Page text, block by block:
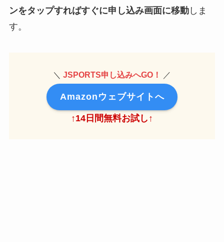
ンをタップすればすぐに申し込み画面に移動しま
す。
＼ JSPORTS申し込みへGO！ ／
Amazonウェブサイトへ
↑14日間無料お試し↑